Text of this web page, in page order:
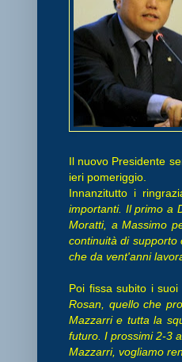
Il nuovo Presidente
ieri pomeriggio.
Innanzitutto i
importanti. Il primo a
Moratti, a Massimo
continuità di supporto
che da vent'anni
Poi fissa subito i suoi
Rosan, quello che
Mazzarri e tutta la
futuro. I prossimi 2-3
Mazzarri, vogliamo